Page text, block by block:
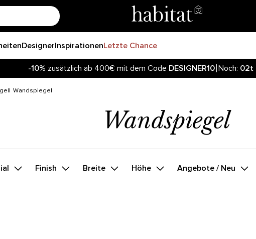
DesignerInspirationenLetzte Chance
-10% zusätzlich ab 400€ mit dem Code DESIGNER10 Noch: 02t
Wandspiegel
Wandspiegel
Finish Breite Höhe Angebote / Neu